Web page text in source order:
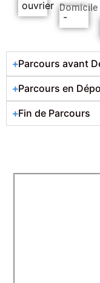
ouvrier Domicile
-
Parcours avant
Parcours en
Fin de Parcours